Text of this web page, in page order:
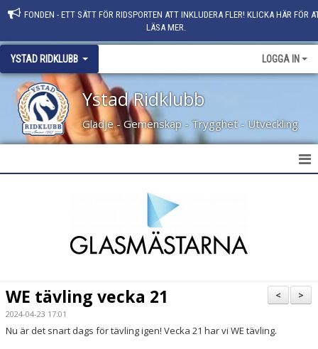
FONDEN - ETT SÄTT FÖR RIDSPORTEN ATT INKLUDERA FLER! KLICKA HÄR FÖR
LÄSA MER.
YSTAD RIDKLUBB LOGGA IN
Ystad Ridklubb
Glädje - Gemenskap - Trygghet - Utveckling
PERSONAL
>
<
WE tävling vecka 21
2024-04-23 17:01
Nu är det snart dags för tävling igen! Vecka 21 har vi WE tävling.